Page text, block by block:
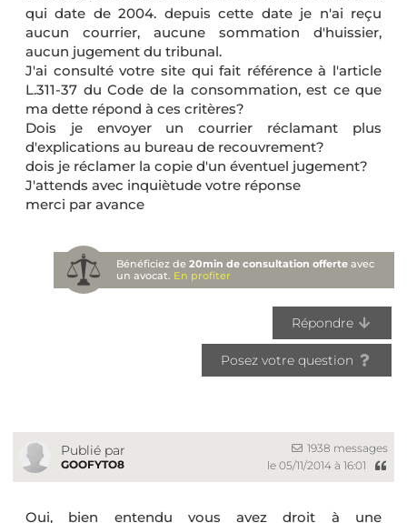
qui date de 2004. depuis cette date je n'ai reçu
aucun courrier, aucune sommation d'huissier,
aucun jugement du tribunal.
J'ai consulté votre site qui fait référence à l'article
L.311-37 du Code de la consommation, est ce que
ma dette répond à ces critères?
Dois je envoyer un courrier réclamant plus
d'explications au bureau de recouvrement?
dois je réclamer la copie d'un éventuel jugement?
J'attends avec inquiètude votre réponse
merci par avance
Bénéficiez de20min de consultation offerte avec
un avocat. En profiter
Répondre
Posez votre question
Publié par
GOOFYTO8
1938 messages
le 05/11/2014 à 16:01
Oui, bien entendu vous avez droit à une